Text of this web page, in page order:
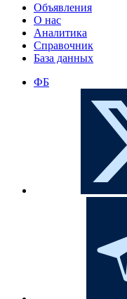
Объявления
О нас
Аналитика
Справочник
База данных
ФБ